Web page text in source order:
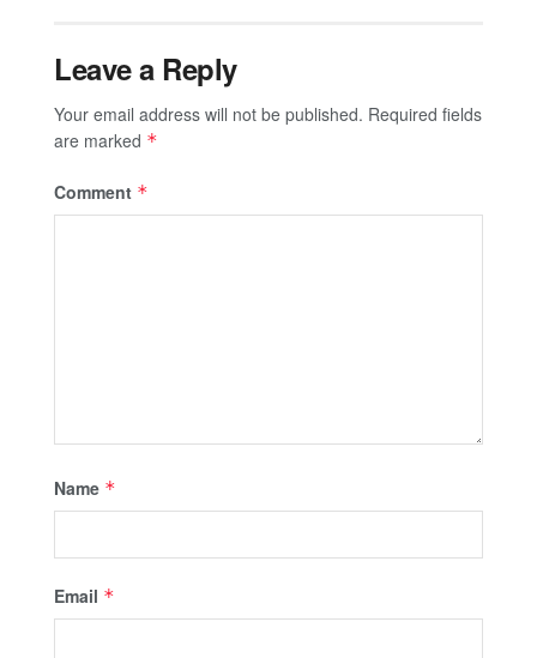
Leave a Reply
Your email address will not be published. Required fields
are marked *
Comment *
Name *
Email *